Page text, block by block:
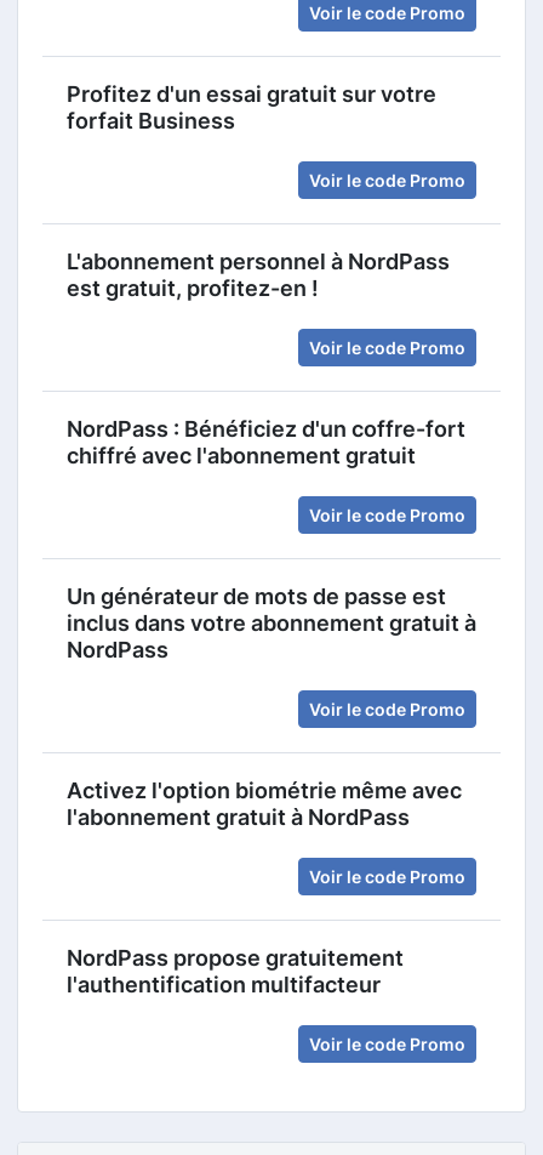
Voir le code Promo
Profitez d'un essai gratuit sur votre
forfait Business
Voir le code Promo
L'abonnement personnel à NordPass
est gratuit, profitez-en !
Voir le code Promo
NordPass : Bénéficiez d'un coffre-fort
chiffré avec l'abonnement gratuit
Voir le code Promo
Un générateur de mots de passe est
inclus dans votre abonnement gratuit à
NordPass
Voir le code Promo
Activez l'option biométrie même avec
l'abonnement gratuit à NordPass
Voir le code Promo
NordPass propose gratuitement
l'authentification multifacteur
Voir le code Promo